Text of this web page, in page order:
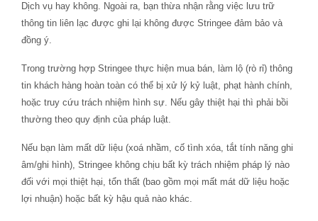
Dịch vụ hay không. Ngoài ra, bạn thừa nhận rằng việc lưu trữ
thông tin liên lạc được ghi lại không được Stringee đảm bảo và
đồng ý.
Trong trường hợp Stringee thực hiện mua bán, làm lộ (rò rỉ) thông
tin khách hàng hoàn toàn có thể bị xử lý kỷ luật, phạt hành chính,
hoặc truy cứu trách nhiệm hình sự. Nếu gây thiệt hại thì phải bồi
thường theo quy định của pháp luật.
Nếu bạn làm mất dữ liệu (xoá nhầm, cố tình xóa, tắt tính năng ghi
âm/ghi hình), Stringee không chịu bất kỳ trách nhiệm pháp lý nào
đối với mọi thiệt hại, tổn thất (bao gồm mọi mất mát dữ liệu hoặc
lợi nhuận) hoặc bất kỳ hậu quả nào khác.